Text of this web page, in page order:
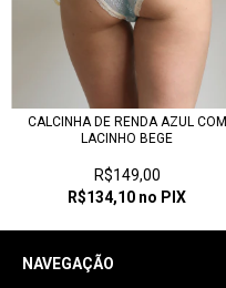
CALCINHA DE RENDA AZUL COM
LACINHO BEGE
R$149,00
R$134,10 no PIX
NAVEGAÇÃO